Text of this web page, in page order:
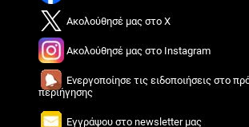
Ακολούθησέ μας στο X
Ακολούθησέ μας στο Instagram
Ενεργοποίησε τις ειδοποιήσεις στο
περιήγησης
Εγγράψου στο newsletter μας